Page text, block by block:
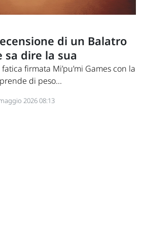
di un Balatro
dire la sua
firmata Mi’pu’mi Games con la
di peso...
2026 08:13